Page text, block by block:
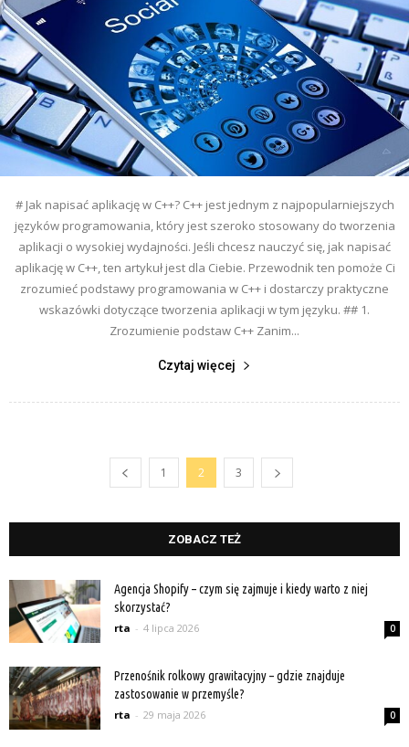
# Jak napisać aplikację w C++? C++ jest jednym z najpopularniejszych
języków programowania, który jest szeroko stosowany do tworzenia
aplikacji o wysokiej wydajności. Jeśli chcesz nauczyć się, jak napisać
aplikację w C++, ten artykuł jest dla Ciebie. Przewodnik ten pomoże Ci
zrozumieć podstawy programowania w C++ i dostarczy praktyczne
wskazówki dotyczące tworzenia aplikacji w tym języku. ## 1.
Zrozumienie podstaw C++ Zanim...
Czytaj więcej
1 2 3
ZOBACZ TEŻ
Agencja Shopify – czym się zajmuje i kiedy warto z niej
skorzystać?
rta - 4 lipca 2026 0
Przenośnik rolkowy grawitacyjny – gdzie znajduje
zastosowanie w przemyśle?
rta - 29 maja 2026 0